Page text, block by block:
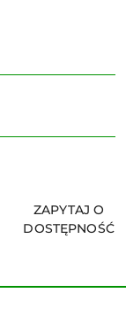
ZAPYTAJ O
DOSTĘPNOŚĆ